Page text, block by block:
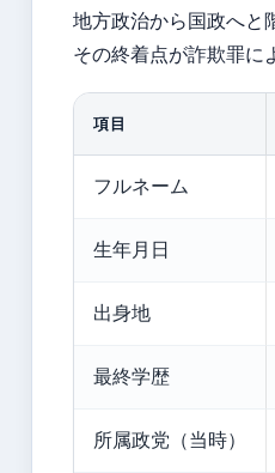
地方政治から国政へと
その終着点が詐欺罪に
項目
フルネーム
生年月日
出身地
最終学歴
所属政党（当時）